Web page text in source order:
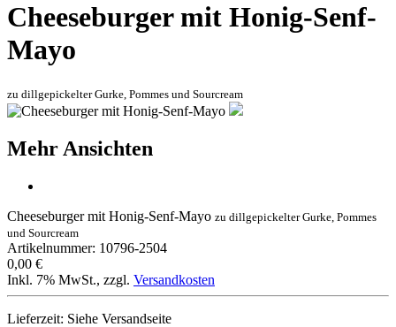
Cheeseburger mit Honig-Senf-
Mayo
zu dillgepickelter Gurke, Pommes und Sourcream
Mehr Ansichten
Cheeseburger mit Honig-Senf-Mayo zu dillgepickelter Gurke, Pommes
und Sourcream
Artikelnummer: 10796-2504
0,00 €
Inkl. 7% MwSt., zzgl. Versandkosten
Lieferzeit: Siehe Versandseite